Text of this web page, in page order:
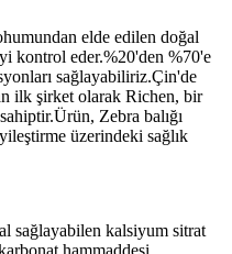
elde edilen doğal
kontrol eder.%20'den %70'e
sağlayabiliriz.Çin'de
ilk şirket olarak Richen, bir
Zebra balığı
üzerindeki sağlık
sağlayabilen kalsiyum sitrat
hammaddesi